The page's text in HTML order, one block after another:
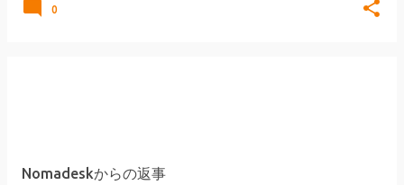
0
Nomadeskからの返事